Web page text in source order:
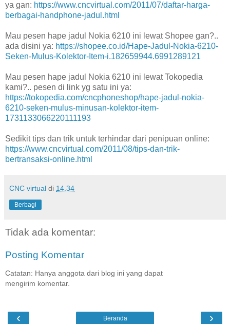
ya gan: https://www.cncvirtual.com/2011/07/daftar-harga-
berbagai-handphone-jadul.html
Mau pesen hape jadul Nokia 6210 ini lewat Shopee gan?..
ada disini ya: https://shopee.co.id/Hape-Jadul-Nokia-6210-
Seken-Mulus-Kolektor-Item-i.182659944.6991289121
Mau pesen hape jadul Nokia 6210 ini lewat Tokopedia
kami?.. pesen di link yg satu ini ya:
https://tokopedia.com/cncphoneshop/hape-jadul-nokia-
6210-seken-mulus-minusan-kolektor-item-
1731133066220111193
Sedikit tips dan trik untuk terhindar dari penipuan online:
https://www.cncvirtual.com/2011/08/tips-dan-trik-
bertransaksi-online.html
CNC virtual di 14.34
Berbagi
Tidak ada komentar:
Posting Komentar
Catatan: Hanya anggota dari blog ini yang dapat
mengirim komentar.
‹ ›
Beranda